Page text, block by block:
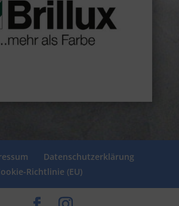
Datenschutzerklärung
Richtlinie (EU)